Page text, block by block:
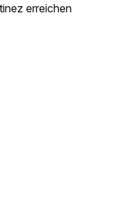
erreichen